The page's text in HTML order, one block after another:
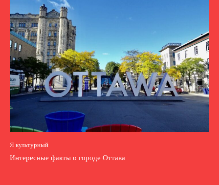
Я культурный
Интересные факты о городе Оттава